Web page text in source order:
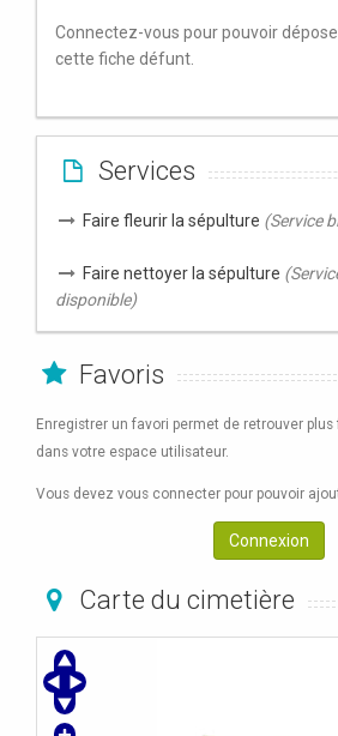
Connectez-vous pour pouvoir
cette fiche défunt.
Services
Faire fleurir la sépulture (Service
Faire nettoyer la sépulture
disponible)
Favoris
Enregistrer un favori permet de retrouver
dans votre espace utilisateur.
Vous devez vous connecter pour pouvoir
Connexion
Carte du cimetière